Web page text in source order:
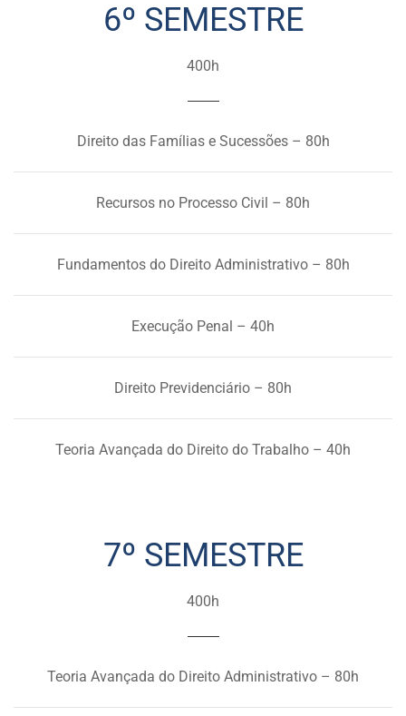
6º SEMESTRE
400h
Direito das Famílias e Sucessões – 80h
Recursos no Processo Civil – 80h
Fundamentos do Direito Administrativo – 80h
Execução Penal – 40h
Direito Previdenciário – 80h
Teoria Avançada do Direito do Trabalho – 40h
7º SEMESTRE
400h
Teoria Avançada do Direito Administrativo – 80h